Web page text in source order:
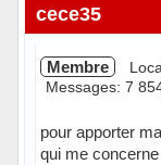
cece35
Membre
Messages: 7
pour apporter
qui me